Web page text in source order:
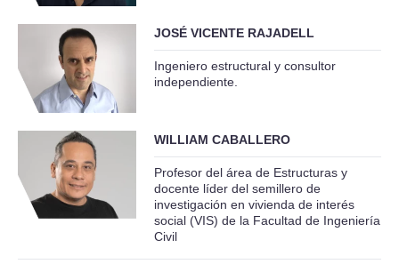
JOSÉ VICENTE RAJADELL
Ingeniero estructural y consultor
independiente.
WILLIAM CABALLERO
Profesor del área de Estructuras y
docente líder del semillero de
investigación en vivienda de interés
social (VIS) de la Facultad de Ingeniería
Civil